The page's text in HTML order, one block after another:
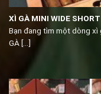
XÌ GÀ MINI WIDE
Bạn đang tìm một dòng xì
GÀ [...]